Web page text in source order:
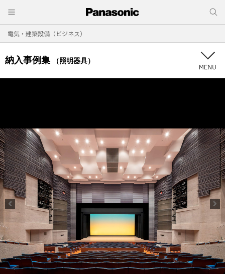
電気・建築設備（ビジネス）
納入事例集 （照明器具）